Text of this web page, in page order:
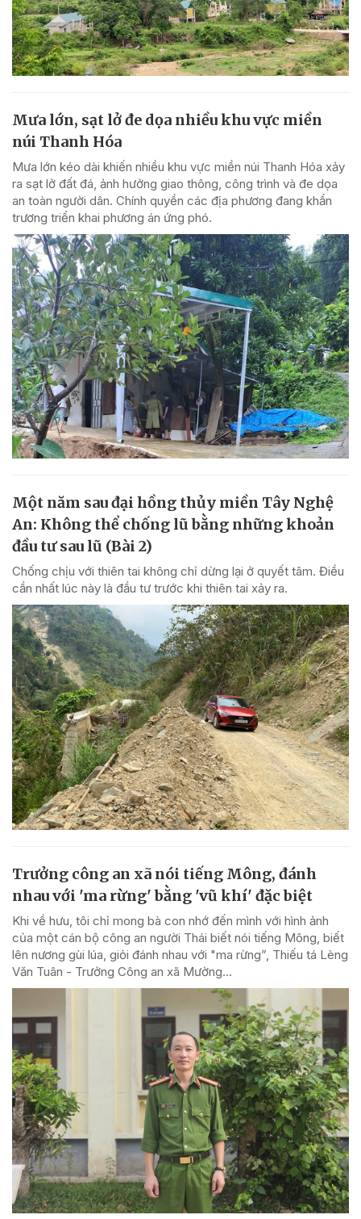
Mưa lớn, sạt lở đe dọa nhiều khu vực miền
núi Thanh Hóa
Mưa lớn kéo dài khiến nhiều khu vực miền núi Thanh Hóa xảy
ra sạt lở đất đá, ảnh hưởng giao thông, công trình và đe dọa
an toàn người dân. Chính quyền các địa phương đang khẩn
trương triển khai phương án ứng phó.
Một năm sau đại hồng thủy miền Tây Nghệ
An: Không thể chống lũ bằng những khoản
đầu tư sau lũ (Bài 2)
Chống chịu với thiên tai không chỉ dừng lại ở quyết tâm. Điều
cần nhất lúc này là đầu tư trước khi thiên tai xảy ra.
Trưởng công an xã nói tiếng Mông, đánh
nhau với 'ma rừng' bằng 'vũ khí' đặc biệt
Khi về hưu, tôi chỉ mong bà con nhớ đến mình với hình ảnh
của một cán bộ công an người Thái biết nói tiếng Mông, biết
lên nương gùi lúa, giỏi đánh nhau với "ma rừng”, Thiếu tá Lèng
Văn Tuân - Trưởng Công an xã Mường...